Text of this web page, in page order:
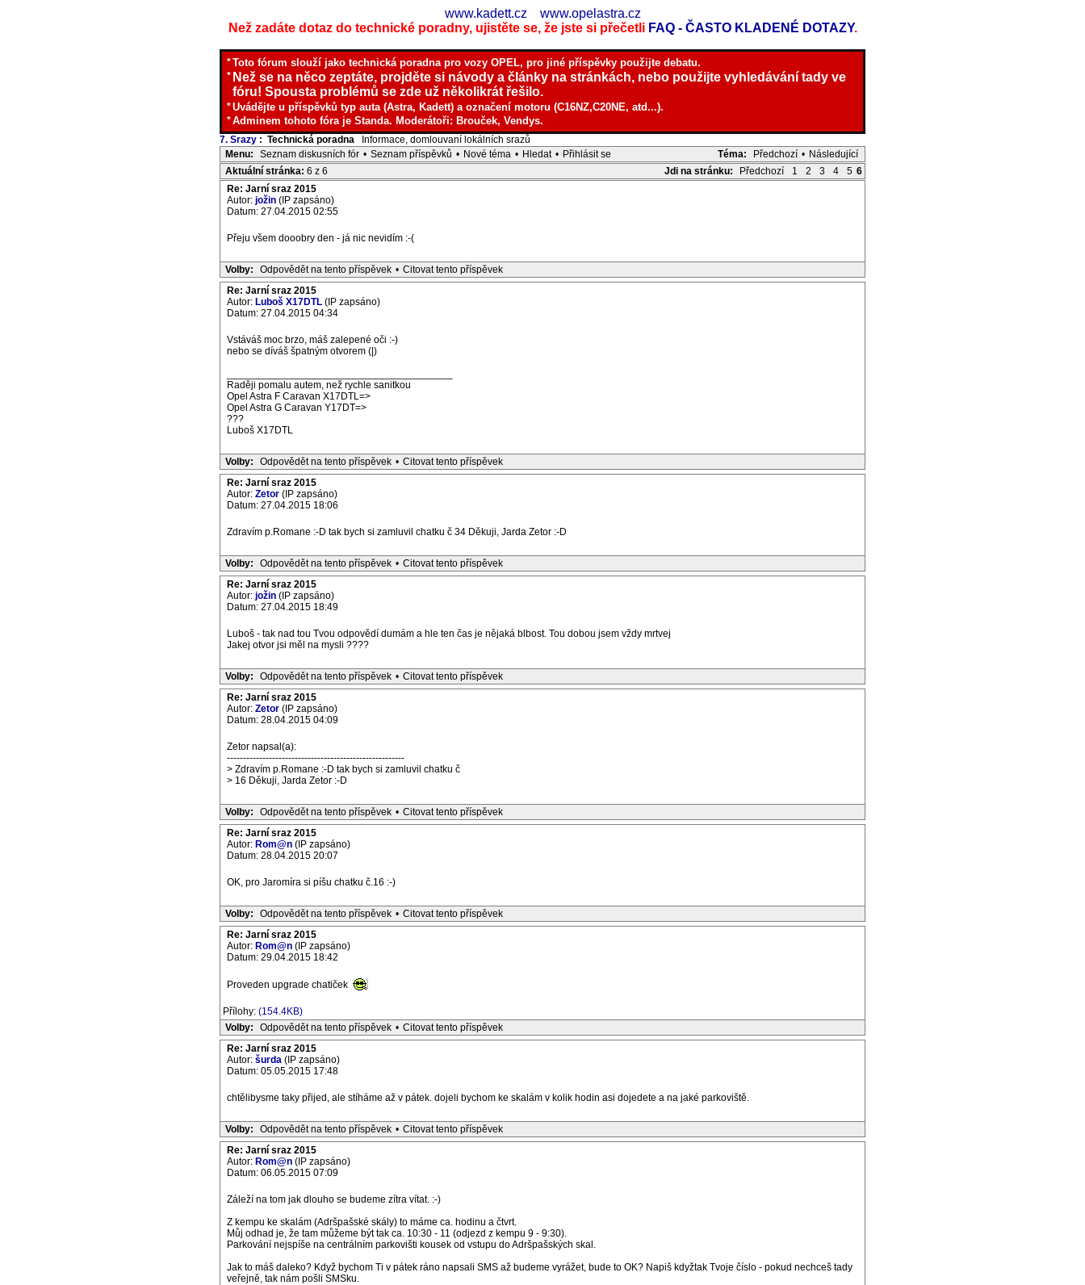
www.kadett.cz
www.opelastra.cz
Než zadáte dotaz do technické poradny, ujistěte se, že jste si přečetli FAQ - ČASTO KLADENÉ DOTAZY.
*Toto fórum slouží jako technická poradna pro vozy OPEL, pro jiné příspěvky použijte debatu.
* Než se na něco zeptáte, projděte si návody a články na stránkách, nebo použijte vyhledávání tady ve
fóru! Spousta problémů se zde už několikrát řešilo.
*Uvádějte u příspěvků typ auta (Astra, Kadett) a označení motoru (C16NZ,C20NE, atd...).
*Adminem tohoto fóra je Standa. Moderátoři: Brouček, Vendys.
7. Srazy : Technická poradna Informace, domlouvaní lokálních srazů
Téma:
Předchozí • Následující
Menu: Seznam diskusních fór • Seznam příspěvků • Nové téma • Hledat • Přihlásit se
Jdi na stránku:
Předchozí 1 2 3 4 5 6
Aktuální stránka: 6 z 6
Re: Jarní sraz 2015
Autor: jožin (IP zapsáno)
Datum: 27.04.2015 02:55
Přeju všem dooobry den - já nic nevidím :-(
Volby: Odpovědět na tento příspěvek • Citovat tento příspěvek
Re: Jarní sraz 2015
Autor: Luboš X17DTL (IP zapsáno)
Datum: 27.04.2015 04:34
Vstáváš moc brzo, máš zalepené oči :-)
nebo se díváš špatným otvorem (|)
Raději pomalu autem, než rychle sanitkou
Opel Astra F Caravan X17DTL=>
Opel Astra G Caravan Y17DT=>
???
Luboš X17DTL
Volby: Odpovědět na tento příspěvek • Citovat tento příspěvek
Re: Jarní sraz 2015
Autor: Zetor (IP zapsáno)
Datum: 27.04.2015 18:06
Zdravím p.Romane :-D tak bych si zamluvil chatku č 34 Děkuji, Jarda Zetor :-D
Volby: Odpovědět na tento příspěvek • Citovat tento příspěvek
Re: Jarní sraz 2015
Autor: jožin (IP zapsáno)
Datum: 27.04.2015 18:49
Luboš - tak nad tou Tvou odpovědí dumám a hle ten čas je nějaká blbost. Tou dobou jsem vždy mrtvej
Jakej otvor jsi měl na mysli ????
Volby: Odpovědět na tento příspěvek • Citovat tento příspěvek
Re: Jarní sraz 2015
Autor: Zetor (IP zapsáno)
Datum: 28.04.2015 04:09
Zetor napsal(a):
-------------------------------------------------------
> Zdravím p.Romane :-D tak bych si zamluvil chatku č
> 16 Děkuji, Jarda Zetor :-D
Volby: Odpovědět na tento příspěvek • Citovat tento příspěvek
Re: Jarní sraz 2015
Autor: Rom@n (IP zapsáno)
Datum: 28.04.2015 20:07
OK, pro Jaromíra si píšu chatku č.16 :-)
Volby: Odpovědět na tento příspěvek • Citovat tento příspěvek
Re: Jarní sraz 2015
Autor: Rom@n (IP zapsáno)
Datum: 29.04.2015 18:42
Proveden upgrade chatiček
Přílohy: (154.4KB)
Volby:
Odpovědět na tento příspěvek • Citovat tento příspěvek
Re: Jarní sraz 2015
Autor: šurda (IP zapsáno)
Datum: 05.05.2015 17:48
chtělibysme taky přijed, ale stíháme až v pátek. dojeli bychom ke skalám v kolik hodin asi dojedete a na jaké parkoviště.
Volby: Odpovědět na tento příspěvek • Citovat tento příspěvek
Re: Jarní sraz 2015
Autor: Rom@n (IP zapsáno)
Datum: 06.05.2015 07:09
Záleží na tom jak dlouho se budeme zítra vítat. :-)
Z kempu ke skalám (Adršpašské skály) to máme ca. hodinu a čtvrt.
Můj odhad je, že tam můžeme být tak ca. 10:30 - 11 (odjezd z kempu 9 - 9:30).
Parkování nejspíše na centrálním parkovišti kousek od vstupu do Adršpašských skal.
Jak to máš daleko? Když bychom Ti v pátek ráno napsali SMS až budeme vyrážet, bude to OK? Napiš kdyžtak Tvoje číslo - pokud nechceš tady
veřejně, tak nám pošli SMSku.